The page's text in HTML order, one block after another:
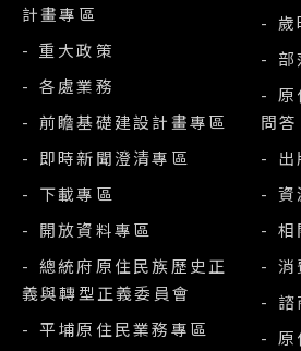
計畫專區
- 重大政策
- 各處業務
- 前瞻基礎建設計畫專區
- 即時新聞澄清專區
- 下載專區
- 開放資料專區
- 總統府原住民族歷史正
義與轉型正義委員會
- 平埔原住民業務專區
- 歲
- 部
- 原
問答
- 出
- 資
- 相
- 消
- 諮
- 原